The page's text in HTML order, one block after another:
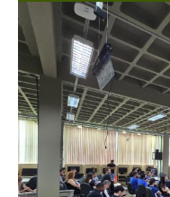
Notícias